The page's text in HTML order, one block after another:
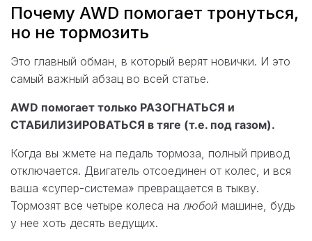
Почему AWD помогает тронуться,
но не тормозить
Это главный обман, в который верят новички. И это
самый важный абзац во всей статье.
AWD помогает только РАЗОГНАТЬСЯ и
СТАБИЛИЗИРОВАТЬСЯ в тяге (т.е. под газом).
Когда вы жмете на педаль тормоза, полный привод
отключается. Двигатель отсоединен от колес, и вся
ваша «супер-система» превращается в тыкву.
Тормозят все четыре колеса на любой машине, будь
у нее хоть десять ведущих.